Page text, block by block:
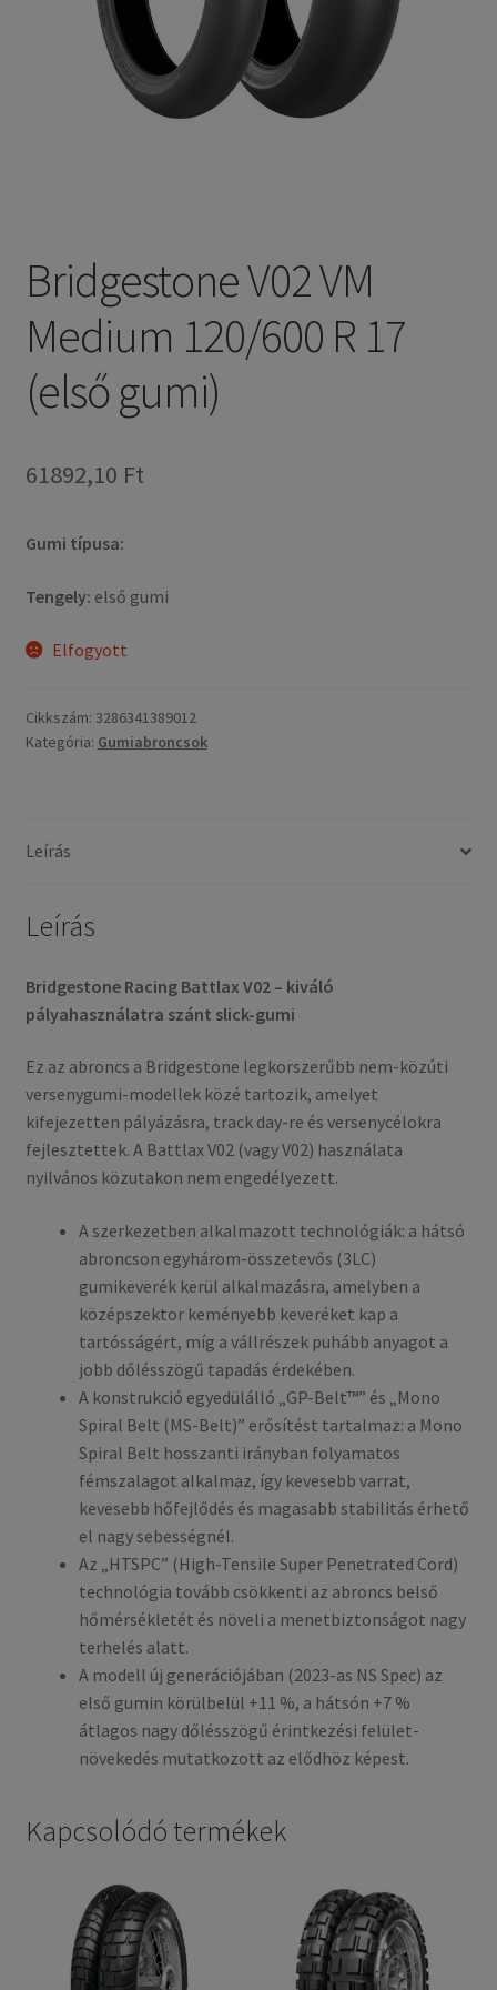
Bridgestone V02 VM
Medium 120/600 R 17
(első gumi)
61892,10 Ft
Gumi típusa:
Tengely: első gumi
Elfogyott
Cikkszám: 3286341389012
Kategória: Gumiabroncsok
Leírás
Leírás
Bridgestone Racing Battlax V02 – kiváló
pályahasználatra szánt slick-gumi
Ez az abroncs a Bridgestone legkorszerűbb nem-közúti
versenygumi-modellek közé tartozik, amelyet
kifejezetten pályázásra, track day-re és versenycélokra
fejlesztettek. A Battlax V02 (vagy V02) használata
nyilvános közutakon nem engedélyezett.
A szerkezetben alkalmazott technológiák: a hátsó
abroncson egy­három-összetevős (3LC)
gumikeverék kerül alkalmazásra, amelyben a
középszektor keményebb keveréket kap a
tartósságért, míg a vállrészek puhább anyagot a
jobb dőlésszögű tapadás érdekében.
A konstrukció egyedülálló „GP-Belt™” és „Mono
Spiral Belt (MS-Belt)” erősítést tartalmaz: a Mono
Spiral Belt hosszanti irányban folyamatos
fémszalagot alkalmaz, így kevesebb varrat,
kevesebb hőfejlődés és magasabb stabilitás érhető
el nagy sebességnél.
Az „HTSPC” (High-Tensile Super Penetrated Cord)
technológia tovább csökkenti az abroncs belső
hőmérsékletét és növeli a menetbiztonságot nagy
terhelés alatt.
A modell új generációjában (2023-as NS Spec) az
első gumin körülbelül +11 %, a hátsón +7 %
átlagos nagy dőlésszögű érintkezési felület-
növekedés mutatkozott az elődhöz képest.
Kapcsolódó termékek